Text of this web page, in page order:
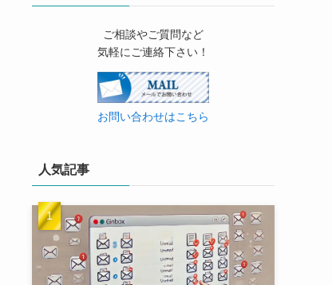
ご相談やご質問など
気軽にご連絡下さい！
お問い合わせはこちら
人気記事